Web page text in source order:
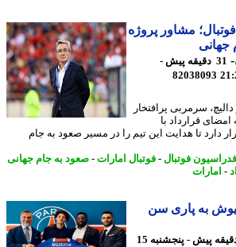
مشاور پروژه
31 دقیقه پیش -
82038093
سرمربی پرافتخار
قرارداد با
تا هدایت این تیم را در مسیر صعود به جام
فوتبال-فوتبال امارات- صعود به جام جهانی
به پاری سن
41 دقیقه پیش - پنجشنبه 15